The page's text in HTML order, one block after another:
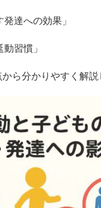
発達への効果」
習慣」
ら分かりやすく解説